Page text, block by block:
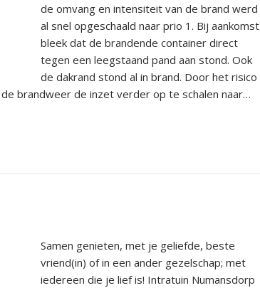
de omvang en intensiteit van de brand werd
al snel opgeschaald naar prio 1. Bij aankomst
bleek dat de brandende container direct
tegen een leegstaand pand aan stond. Ook
de dakrand stond al in brand. Door het risico
brandweer de inzet verder op te schalen naar…
Samen genieten, met je geliefde, beste
vriend(in) of in een ander gezelschap; met
iedereen die je lief is! Intratuin Numansdorp